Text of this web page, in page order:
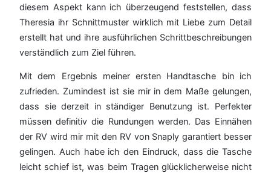
diesem Aspekt kann ich überzeugend feststellen, dass
Theresia ihr Schnittmuster wirklich mit Liebe zum Detail
erstellt hat und ihre ausführlichen Schrittbeschreibungen
verständlich zum Ziel führen.
Mit dem Ergebnis meiner ersten Handtasche bin ich
zufrieden. Zumindest ist sie mir in dem Maße gelungen,
dass sie derzeit in ständiger Benutzung ist. Perfekter
müssen definitiv die Rundungen werden. Das Einnähen
der RV wird mir mit den RV von Snaply garantiert besser
gelingen. Auch habe ich den Eindruck, dass die Tasche
leicht schief ist, was beim Tragen glücklicherweise nicht